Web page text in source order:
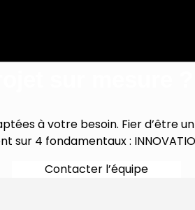
à votre besoin. Fier d’être
4 fondamentaux : INNOVATION,
Contacter l’équipe